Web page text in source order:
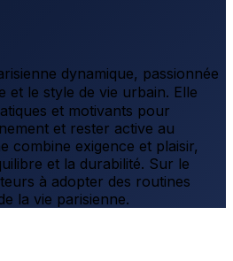
dynamique, passionnée
et le style de vie urbain. Elle
et motivants pour
et rester active au
combine exigence et plaisir,
et la durabilité. Sur le
à adopter des routines
la vie parisienne.